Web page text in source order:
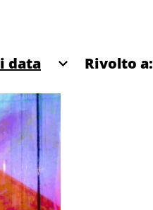
Rivolto a: